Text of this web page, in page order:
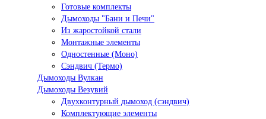
Готовые комплекты
Дымоходы "Бани и Печи"
Из жаростойкой стали
Монтажные элементы
Одностенные (Моно)
Сэндвич (Термо)
Дымоходы Вулкан
Дымоходы Везувий
Двухконтурный дымоход (сэндвич)
Комплектующие элементы